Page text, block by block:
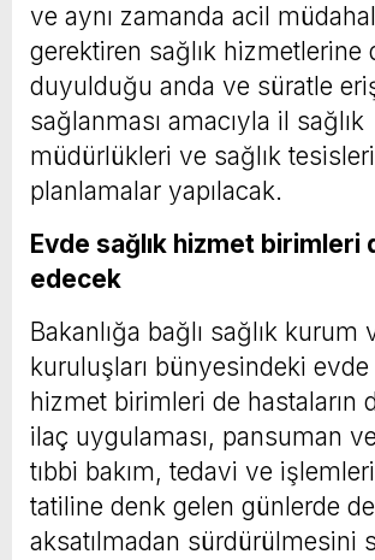
ve aynı zamanda acil
gerektiren sağlık hizmetlerine
duyulduğu anda ve süratle
sağlanması amacıyla il sağlık
müdürlükleri ve sağlık
planlamalar yapılacak.
Evde sağlık hizmet birimleri
edecek
Bakanlığa bağlı sağlık kurum
kuruluşları bünyesindeki evde
hizmet birimleri de hastaların
ilaç uygulaması, pansuman
tıbbi bakım, tedavi ve
tatiline denk gelen günlerde de
aksatılmadan sürdürülmesini